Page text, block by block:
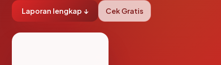
Laporan lengkap ↓ Cek Gratis